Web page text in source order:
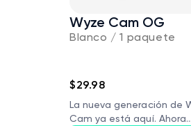
Wyze Cam OG
Blanco / 1 paquete
$29.98
La nueva generación de
Cam ya está aquí. Ahora...